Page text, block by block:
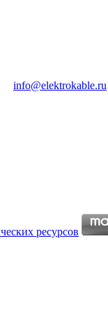
info@elektrokable.ru